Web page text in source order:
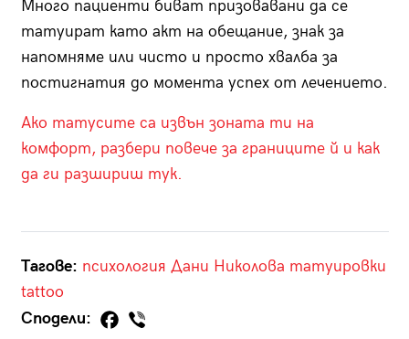
Много пациенти биват призовавани да се
татуират като акт на обещание, знак за
напомняме или чисто и просто хвалба за
постигнатия до момента успех от лечението.
Ако татусите са извън зоната ти на
комфорт, разбери повече за границите й и как
да ги разшириш тук.
Тагове: психология Дани Николова татуировки
tattoo
Сподели: